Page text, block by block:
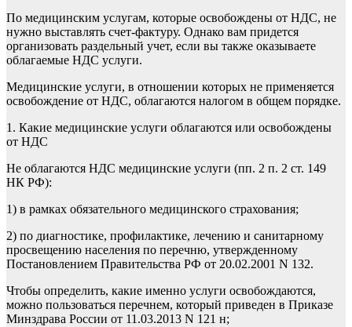
По медицинским услугам, которые освобождены от НДС, не
нужно выставлять счет-фактуру. Однако вам придется
организовать раздельный учет, если вы также оказываете
облагаемые НДС услуги.
Медицинские услуги, в отношении которых не применяется
освобождение от НДС, облагаются налогом в общем порядке.
1. Какие медицинские услуги облагаются или освобождены
от НДС
Не облагаются НДС медицинские услуги (пп. 2 п. 2 ст. 149
НК РФ):
1) в рамках обязательного медицинского страхования;
2) по диагностике, профилактике, лечению и санитарному
просвещению населения по перечню, утвержденному
Постановлением Правительства РФ от 20.02.2001 N 132.
Чтобы определить, какие именно услуги освобождаются,
можно пользоваться перечнем, который приведен в Приказе
Минздрава России от 11.03.2013 N 121 н;